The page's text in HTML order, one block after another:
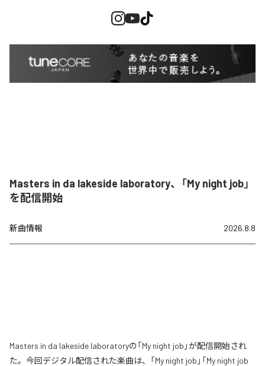
Masters in da lakeside laboratory、「My night job」
を配信開始
新曲情報 2026.8.8
Masters in da lakeside laboratoryの「My night job」が配信開始され
た。今回デジタル配信された楽曲は、「My night job」「My night job